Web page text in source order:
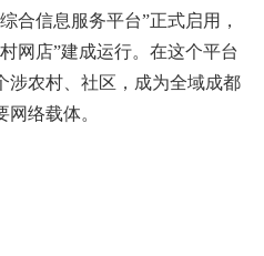
合信息服务平台”正式启用，
网店”建成运行。在这个平台
涉农村、社区，成为全域成都
络载体。